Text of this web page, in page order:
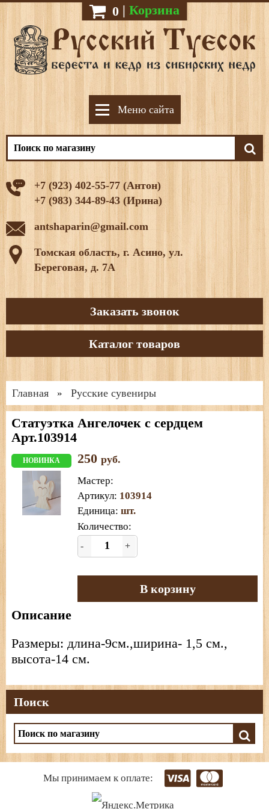
0 | Корзина
Меню сайта
+7 (923) 402-55-77 (Антон)
+7 (983) 344-89-43 (Ирина)
antshaparin@gmail.com
Томская область, г. Асино, ул.
Береговая, д. 7А
Заказать звонок
Каталог товаров
Главная » Русские сувениры
Статуэтка Ангелочек с сердцем
Арт.103914
НОВИНКА 250 руб.
Мастер:
Артикул: 103914
Единица: шт.
Количество:
- +
В корзину
Описание
Размеры: длина-9см.,ширина- 1,5 см.,
высота-14 см.
Поиск
Мы принимаем к оплате: